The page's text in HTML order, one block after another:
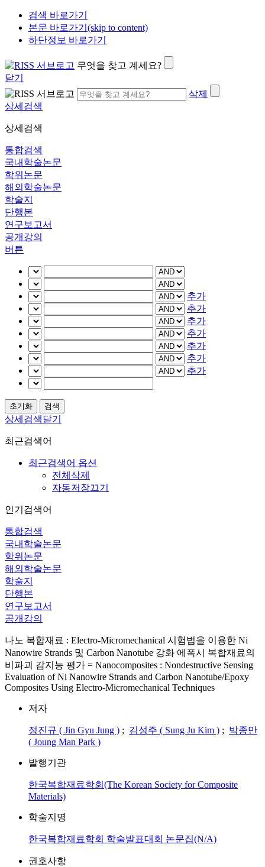
검색 바로가기
본문 바로가기(skip to content)
하단정보 바로가기
무엇을 찾고 계세요?
닫기
삭제
상세검색
상세검색
통합검색
국내학술논문
학위논문
해외학술논문
학술지
단행본
연구보고서
공개강의
버튼
추가
추가
추가
추가
추가
추가
추가
상세검색닫기
최근검색어
최근검색어 옵션
전체삭제
자동저장끄기
인기검색어
통합검색
국내학술논문
학위논문
해외학술논문
학술지
단행본
연구보고서
공개강의
나노 복합재료 : Electro-Micromechanical 시험법을 이용한 Ni
Nanowire Strands 및 Carbon Nanotube 강화 에폭시 복합재료의
비파괴 감지능 평가 = Nanocomposites : Nondestructive Sensing
Evaluation of Ni Nanowire Strands and Carbon Nanotube/Epoxy
Composites Using Electro-Micromechanical Techniques
저자
정진규 ( Jin Gyu Jung ) ; 김성주 ( Sung Ju Kim ) ; 박종만
( Joung Man Park )
발행기관
한국복합재료학회(The Korean Society for Composite
Materials)
학술지명
한국복합재료학회 학술발표대회 논문집(N/A)
권호사항